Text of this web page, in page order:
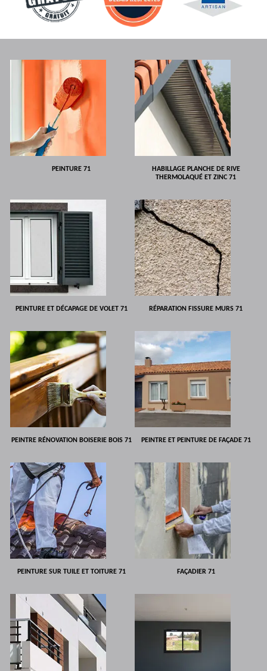
PEINTURE 71
HABILLAGE PLANCHE DE RIVE
THERMOLAQUÉ ET ZINC 71
PEINTURE ET DÉCAPAGE DE VOLET 71 RÉPARATION FISSURE MURS 71
PEINTRE RÉNOVATION BOISERIE BOIS 71 PEINTRE ET PEINTURE DE FAÇADE 71
PEINTURE SUR TUILE ET TOITURE 71 FAÇADIER 71